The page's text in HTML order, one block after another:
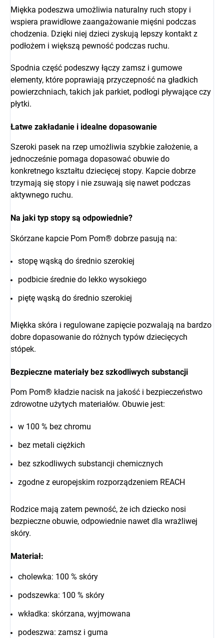
Miękka podeszwa umożliwia naturalny ruch stopy i
wspiera prawidłowe zaangażowanie mięśni podczas
chodzenia. Dzięki niej dzieci zyskują lepszy kontakt z
podłożem i większą pewność podczas ruchu.
Spodnia część podeszwy łączy zamsz i gumowe
elementy, które poprawiają przyczepność na gładkich
powierzchniach, takich jak parkiet, podłogi pływające czy
płytki.
Łatwe zakładanie i idealne dopasowanie
Szeroki pasek na rzep umożliwia szybkie założenie, a
jednocześnie pomaga dopasować obuwie do
konkretnego kształtu dziecięcej stopy. Kapcie dobrze
trzymają się stopy i nie zsuwają się nawet podczas
aktywnego ruchu.
Na jaki typ stopy są odpowiednie?
Skórzane kapcie Pom Pom® dobrze pasują na:
stopę wąską do średnio szerokiej
podbicie średnie do lekko wysokiego
piętę wąską do średnio szerokiej
Miękka skóra i regulowane zapięcie pozwalają na bardzo
dobre dopasowanie do różnych typów dziecięcych
stópek.
Bezpieczne materiały bez szkodliwych substancji
Pom Pom® kładzie nacisk na jakość i bezpieczeństwo
zdrowotne użytych materiałów. Obuwie jest:
w 100 % bez chromu
bez metali ciężkich
bez szkodliwych substancji chemicznych
zgodne z europejskim rozporządzeniem REACH
Rodzice mają zatem pewność, że ich dziecko nosi
bezpieczne obuwie, odpowiednie nawet dla wrażliwej
skóry.
Materiał:
cholewka: 100 % skóry
podszewka: 100 % skóry
wkładka: skórzana, wyjmowana
podeszwa: zamsz i guma